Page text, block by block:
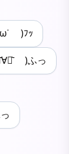
)ﾌｯ
･᷅ )ふっ